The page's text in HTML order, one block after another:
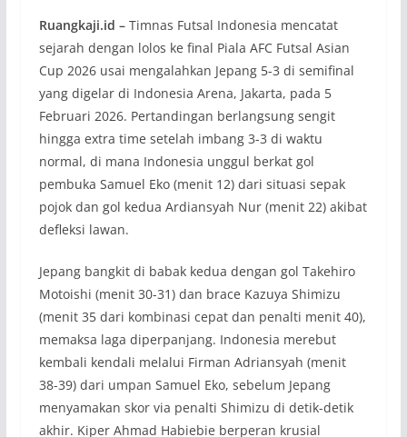
Ruangkaji.id –Timnas Futsal Indonesia mencatat
sejarah dengan lolos ke final Piala AFC Futsal Asian
Cup 2026 usai mengalahkan Jepang 5-3 di semifinal
yang digelar di Indonesia Arena, Jakarta, pada 5
Februari 2026. Pertandingan berlangsung sengit
hingga extra time setelah imbang 3-3 di waktu
normal, di mana Indonesia unggul berkat gol
pembuka Samuel Eko (menit 12) dari situasi sepak
pojok dan gol kedua Ardiansyah Nur (menit 22) akibat
defleksi lawan.
Jepang bangkit di babak kedua dengan gol Takehiro
Motoishi (menit 30-31) dan brace Kazuya Shimizu
(menit 35 dari kombinasi cepat dan penalti menit 40),
memaksa laga diperpanjang. Indonesia merebut
kembali kendali melalui Firman Adriansyah (menit
38-39) dari umpan Samuel Eko, sebelum Jepang
menyamakan skor via penalti Shimizu di detik-detik
akhir. Kiper Ahmad Habiebie berperan krusial